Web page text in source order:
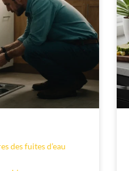
des fuites d’eau